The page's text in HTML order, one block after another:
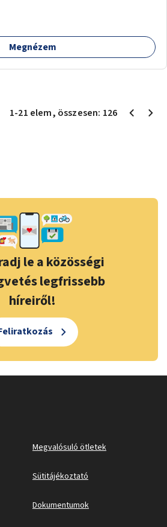
Megnézem
1-21 elem, összesen: 126
le a közösségi
legfrissebb
híreiről!
Megvalósuló ötletek
Sütitájékoztató
Dokumentumok